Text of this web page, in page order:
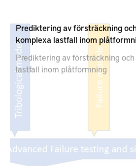
Prediktering av försträckning
komplexa lastfall inom
Prediktering av försträckning
lastfall inom plåtformning